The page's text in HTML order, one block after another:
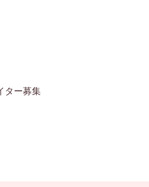
ター募集